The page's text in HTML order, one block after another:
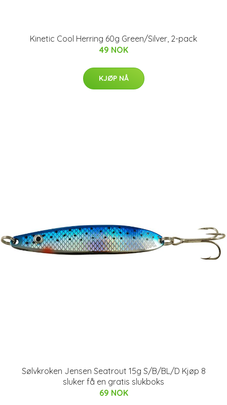
Kinetic Cool Herring 60g Green/Silver, 2-pack
49 NOK
KJØP NÅ
Sølvkroken Jensen Seatrout 15g S/B/BL/D Kjøp 8
sluker få en gratis slukboks
69 NOK